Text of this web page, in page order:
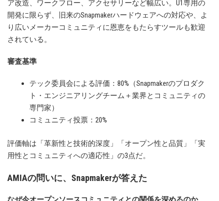
ア改造、ワークフロー、アクセサリーなど幅広い。U1専用の
開発に限らず、旧来のSnapmakerハードウェアへの対応や、よ
り広いメーカーコミュニティに恩恵をもたらすツールも歓迎
されている。
審査基準
テック委員会による評価：80%（Snapmakerのプロダク
ト・エンジニアリングチーム＋業界とコミュニティの
専門家）
コミュニティ投票：20%
評価軸は「革新性と技術的深度」「オープン性と品質」「実
用性とコミュニティへの適応性」の3点だ。
AMIAの問いに、Snapmakerが答えた